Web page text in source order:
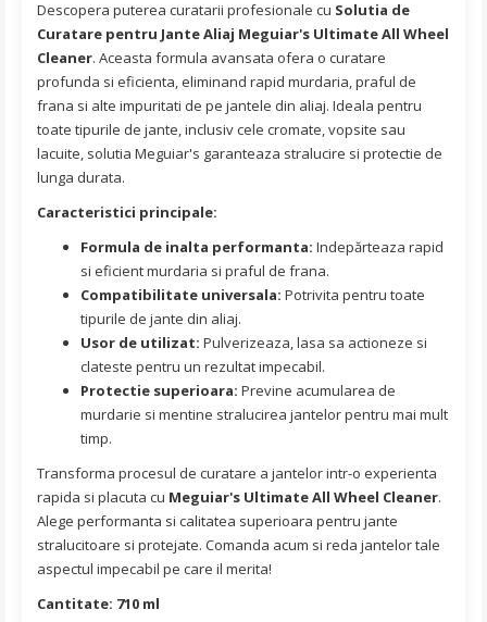
Descopera puterea curatarii profesionale cu Solutia de
Curatare pentru Jante Aliaj Meguiar's Ultimate All Wheel
Cleaner. Aceasta formula avansata ofera o curatare
profunda si eficienta, eliminand rapid murdaria, praful de
frana si alte impuritati de pe jantele din aliaj. Ideala pentru
toate tipurile de jante, inclusiv cele cromate, vopsite sau
lacuite, solutia Meguiar's garanteaza stralucire si protectie de
lunga durata.
Caracteristici principale:
Formula de inalta performanta: Indepărteaza rapid
si eficient murdaria si praful de frana.
Compatibilitate universala: Potrivita pentru toate
tipurile de jante din aliaj.
Usor de utilizat: Pulverizeaza, lasa sa actioneze si
clateste pentru un rezultat impecabil.
Protectie superioara: Previne acumularea de
murdarie si mentine stralucirea jantelor pentru mai mult
timp.
Transforma procesul de curatare a jantelor intr-o experienta
rapida si placuta cu Meguiar's Ultimate All Wheel Cleaner.
Alege performanta si calitatea superioara pentru jante
stralucitoare si protejate. Comanda acum si reda jantelor tale
aspectul impecabil pe care il merita!
Cantitate: 710 ml